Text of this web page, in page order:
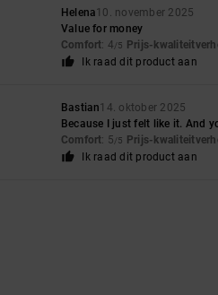
Helena10. november 2025
Value for money
Comfort: 4/5 Prijs-
Ik raad dit product aan
Bastian14. oktober 2025
Because I just felt like it. And
Comfort: 5/5 Prijs-
Ik raad dit product aan